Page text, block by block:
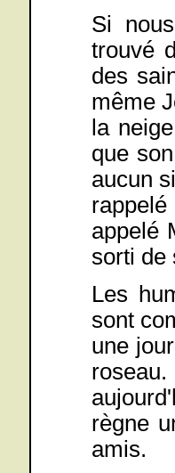
Si
trouvé
des
même
la
que
aucun
appelé
sorti de
Les
sont
une
règne
amis.